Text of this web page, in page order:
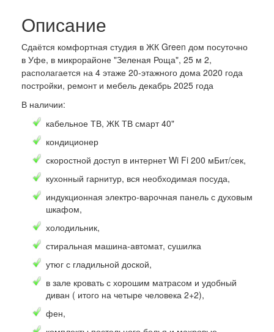
Описание
Сдаётся комфортная студия в ЖК Green дом посуточно
в Уфе, в микрорайоне "Зеленая Роща", 25 м 2,
располагается на 4 этаже 20-этажного дома 2020 года
постройки, ремонт и мебель декабрь 2025 года
В наличии:
кабельное ТВ, ЖК ТВ смарт 40"
кондиционер
скоростной доступ в интернет Wi Fi 200 мБит/сек,
кухонный гарнитур, вся необходимая посуда,
индукционная электро-варочная панель с духовым
шкафом,
холодильник,
стиральная машина-автомат, сушилка
утюг с гладильной доской,
в зале кровать с хорошим матрасом и удобный
диван ( итого на четыре человека 2+2),
фен,